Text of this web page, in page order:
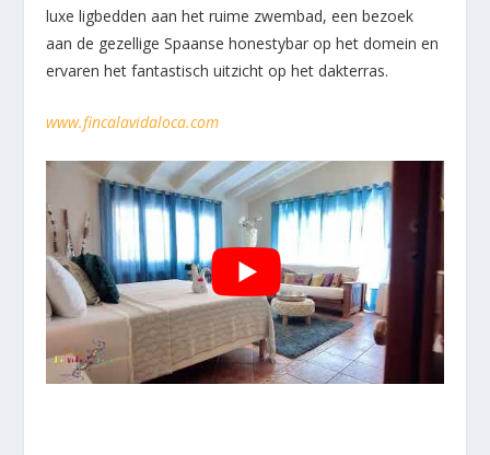
luxe ligbedden aan het ruime zwembad, een bezoek
aan de gezellige Spaanse honestybar op het domein en
ervaren het fantastisch uitzicht op het dakterras.
www.fincalavidaloca.com